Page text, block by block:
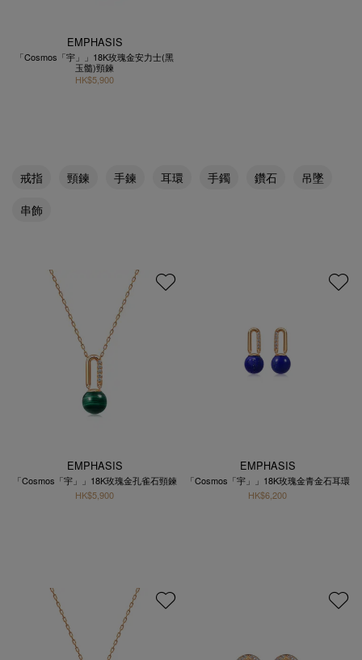
EMPHASIS
「Cosmos「宇」」18K玫瑰金安力士(黑
玉髓)頸鍊
HK$5,900
戒指 頸鍊 手鍊 耳環 手鐲 鑽石
吊墜
串飾
EMPHASIS
「Cosmos「宇」」18K玫瑰金孔雀石頸鍊
HK$5,900
EMPHASIS
「Cosmos「宇」」18K玫瑰金青金石耳環
HK$6,200